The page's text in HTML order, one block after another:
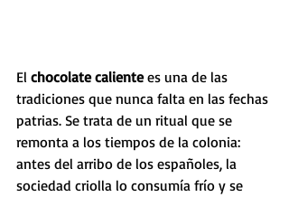
El chocolate caliente es una de las
tradiciones que nunca falta en las fechas
patrias. Se trata de un ritual que se
remonta a los tiempos de la colonia:
antes del arribo de los españoles, la
sociedad criolla lo consumía frío y se